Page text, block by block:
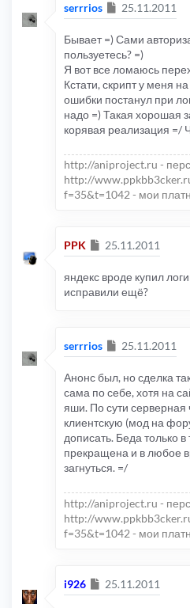
serrrios Сообщение
25.11.2011
Бывает =) Сами
пользуетесь? =)
Я вот все ломаюсь
Кстати, скрипт у меня
ошибки постанул при
надо =) Такая хорошая
корявая реализация =/
http://aniproject.ru -
http://
f=35&t=1042 - мои
PPK Сообщение
25.11.2011
яндекс вроде купил
исправили ещё?
serrrios Сообщение
25.11.2011
Анонс был, но сделка
сама по себе, хотя на
яши. По сути серверная
клиентскую (мод на
дописать. Беда только
прекращена и в любое
загнуться. =/
http://aniproject.ru -
http://
f=35&t=1042 - мои
i926 Сообщение
25.11.2011